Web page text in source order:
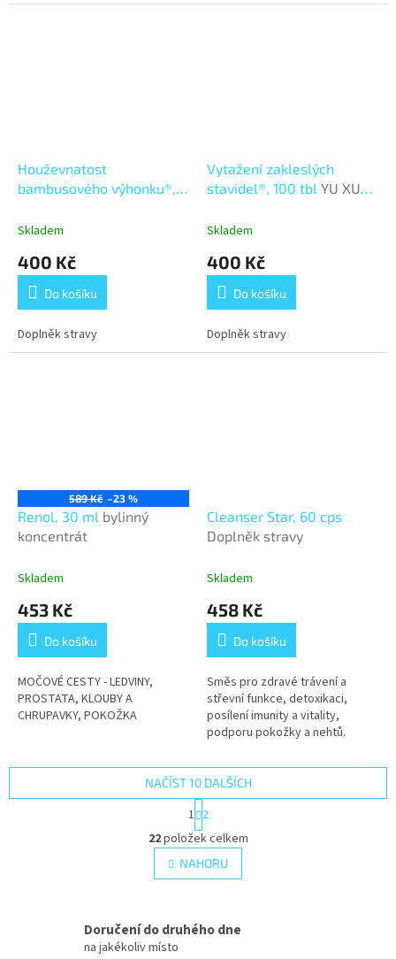
Houževnatost
bambusového výhonku®,
WAN
Skladem
400 Kč
Do košíku
Doplněk stravy
Vytažení zakleslých
stavidel®, 100 tbl YU XUE
Skladem
400 Kč
Do košíku
Doplněk stravy
589 Kč –23 %
Renol, 30 ml bylinný
koncentrát
Skladem
453 Kč
Do košíku
MOČOVÉ CESTY - LEDVINY,
PROSTATA, KLOUBY A
CHRUPAVKY, POKOŽKA
Cleanser Star, 60 cps
Doplněk stravy
Skladem
458 Kč
Do košíku
Směs pro zdravé trávení a
střevní funkce, detoxikaci,
posílení imunity a vitality,
podporu pokožky a nehtů.
O
v
l
á
c
NAČÍST 10 DALŠÍCH
t
r
á
n
k
á
1 2
22položek celkem
NAHORU
Doručení do druhého dne
na jakékoliv místo